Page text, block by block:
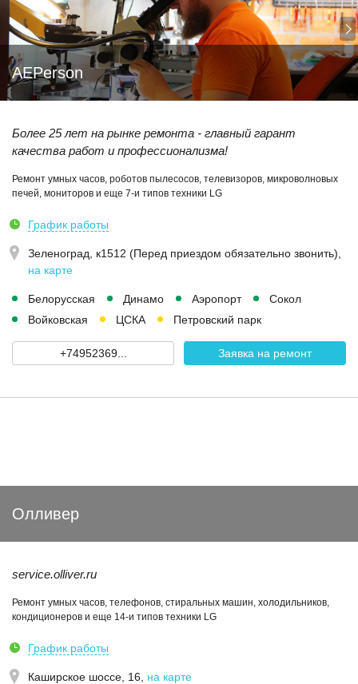
AEPerson
Более 25 лет на рынке ремонта - главный гарант
качества работ и профессионализма!
Ремонт умных часов, роботов пылесосов, телевизоров, микроволновых
печей, мониторов и еще 7-и типов техники LG
График работы
Зеленоград, к1512 (Перед приездом обязательно звонить)
на карте
Белорусская Динамо Аэропорт
Сокол
Войковская
ЦСКА Петровский парк
+74952369... Заявка на ремонт
Олливер
service.olliver.ru
Ремонт умных часов, телефонов, стиральных машин, холодильников,
кондиционеров и еще 14-и типов техники LG
График работы
Каширское шоссе, 16 на карте